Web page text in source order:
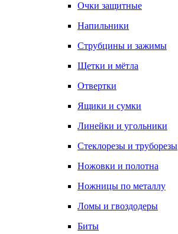
Очки защитные
Напильники
Струбцины и зажимы
Щетки и мётла
Отвертки
Ящики и сумки
Линейки и угольники
Стеклорезы и труборезы
Ножовки и полотна
Ножницы по металлу
Ломы и гвоздодеры
Биты